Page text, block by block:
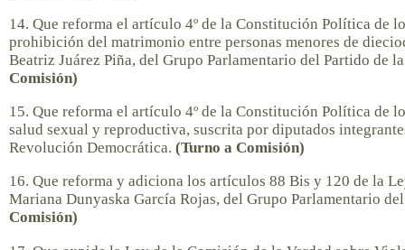
14. Que reforma el artículo 4º de la Constitución Política de
prohibición del matrimonio entre personas menores de
Beatriz Juárez Piña, del Grupo Parlamentario del Partido de
Comisión)
15. Que reforma el artículo 4º de la Constitución Política de
salud sexual y reproductiva, suscrita por diputados
Revolución Democrática. (Turno a Comisión)
16. Que reforma y adiciona los artículos 88 Bis y 120 de la
Mariana Dunyaska García Rojas, del Grupo Parlamentario
Comisión)